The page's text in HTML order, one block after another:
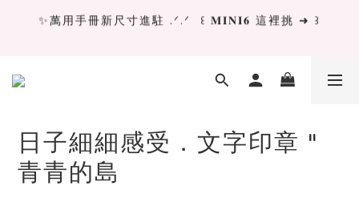
✨萬用手冊新尺寸進駐 .ᐟ.ᐟ  ꒰ 𝐌𝐈𝐍𝐈𝟔 這裡挑 ➜ ꒱
✨萬用手冊新尺寸進駐 .ᐟ.ᐟ  ꒰ 𝐌𝐈𝐍𝐈𝟔 這裡挑 ➜ ꒱
[ 𝙇𝙖 𝘿𝙤𝙡𝙘𝙚 𝙑𝙞𝙩𝙖 ] 甜蜜慢旅 系列 𝙉𝙀𝙒 𝙄𝙉 →
割墊
✨萬用手冊新尺寸進駐 .ᐟ.ᐟ  ꒰ 𝐌𝐈𝐍𝐈𝟔 這裡挑 ➜ ꒱
日子細細感受．文字印章 "
青青的島